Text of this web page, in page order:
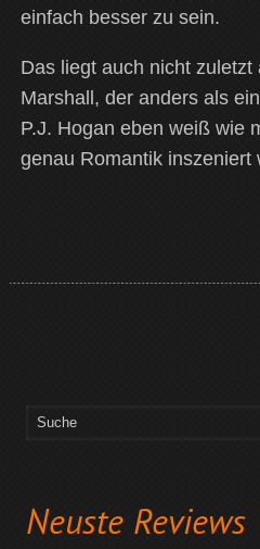
Neuste Reviews
einfach besser zu sein.
Das liegt auch nicht
Marshall, der anders als
P.J. Hogan eben weiß wie
genau Romantik inszeniert